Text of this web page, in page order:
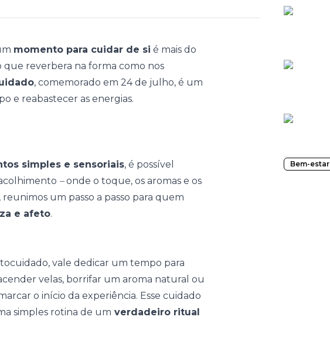
momento para cuidar de si é mais do
reverbera na forma como nos
, comemorado em 24 de julho, é um
e reabastecer as energias.
simples e sensoriais, é possível
–onde o toque, os aromas e os
reunimos um passo a passo para quem
e afeto.
vale dedicar um tempo para
velas, borrifar um aroma natural ou
o início da experiência. Esse cuidado
simples rotina de um verdadeiro ritual
Bem-estar